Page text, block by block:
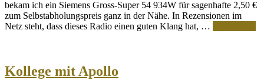
bekam ich ein Siemens Gross-Super 54 934W für sagenhafte 2,50 €
zum Selbstabholungspreis ganz in der Nähe. In Rezensionen im
Netz steht, dass dieses Radio einen guten Klang hat, …
Kollege mit Apollo